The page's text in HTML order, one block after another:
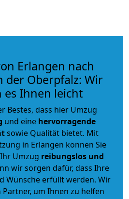
Erlangen nach
der Oberpfalz: Wir
es Ihnen leicht
Bestes, dass hier Umzug
und eine hervorragende
sowie Qualität bietet. Mit
in Erlangen können Sie
Umzug reibungslos und
wir sorgen dafür, dass Ihre
Wünsche erfüllt werden. Wir
um Ihnen zu helfen